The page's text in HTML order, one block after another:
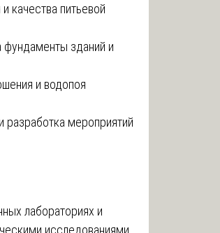
качества питьевой
фундаменты зданий и
и водопоя
разработка мероприятий
лабораториях и
исследованиями.